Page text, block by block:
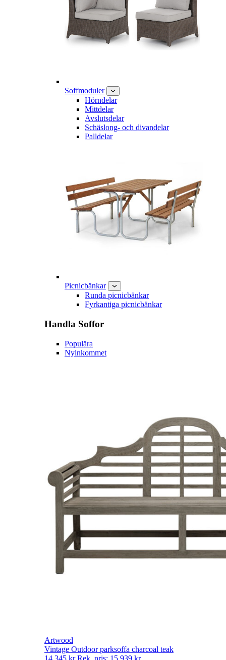
Soffmoduler
Hörndelar
Mittdelar
Avslutsdelar
Schäslong- och divandelar
Palldelar
Picnicbänkar
Runda picnicbänkar
Fyrkantiga picnicbänkar
Handla Soffor
Populära
Nyinkommet
Artwood
Vintage Outdoor parksoffa charcoal teak
14 345 kr Rek. pris: 15 939 kr